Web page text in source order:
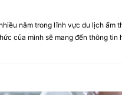
năm trong lĩnh vực du lịch ẩm
của mình sẽ mang đến thông tin